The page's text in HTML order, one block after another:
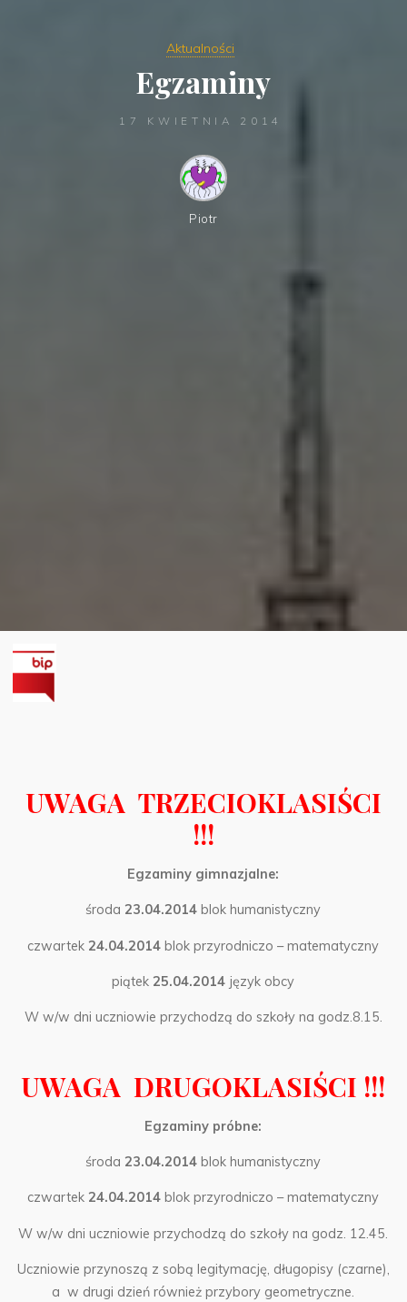
Aktualności
Egzaminy
17 KWIETNIA 2014
Piotr
UWAGA TRZECIOKLASIŚCI
!!!
Egzaminy gimnazjalne:
środa 23.04.2014 blok humanistyczny
czwartek 24.04.2014 blok przyrodniczo – matematyczny
piątek 25.04.2014 język obcy
W w/w dni uczniowie przychodzą do szkoły na godz.8.15.
UWAGA DRUGOKLASIŚCI !!!
Egzaminy próbne:
środa 23.04.2014 blok humanistyczny
czwartek 24.04.2014 blok przyrodniczo – matematyczny
W w/w dni uczniowie przychodzą do szkoły na godz. 12.45.
Uczniowie przynoszą z sobą legitymację, długopisy (czarne),
a w drugi dzień również przybory geometryczne.